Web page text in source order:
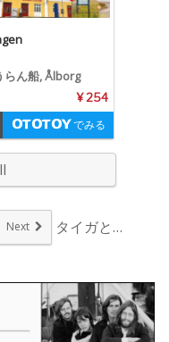
らん船, Ålborg
¥ 254
でみる
Next タイガとドージャ・キ...